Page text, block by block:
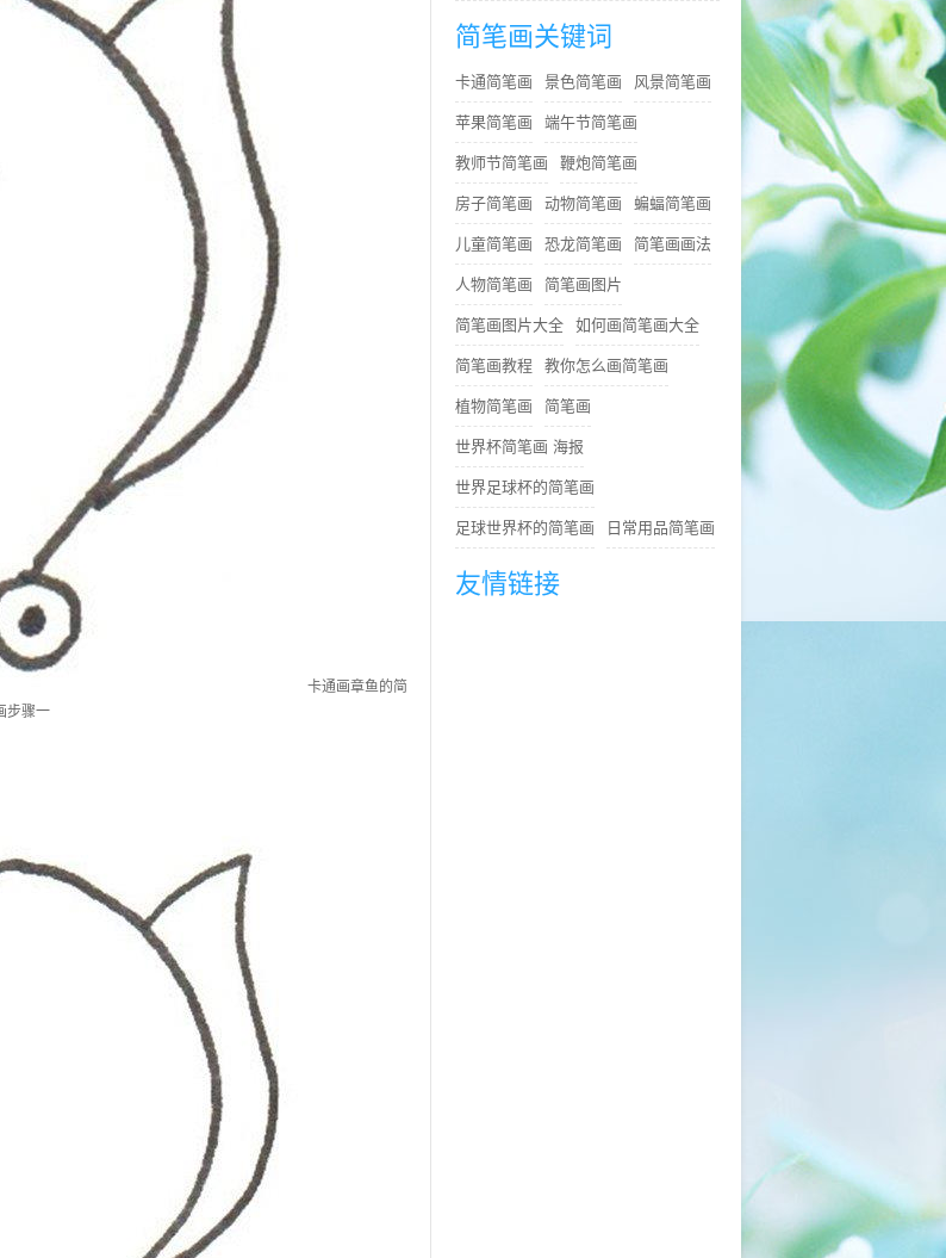
卡通画章鱼的简
步骤一
简笔画关键词
卡通简笔画 景色简笔画 风景简笔画
苹果简笔画 端午节简笔画
教师节简笔画 鞭炮简笔画
房子简笔画 动物简笔画 蝙蝠简笔画
儿童简笔画 恐龙简笔画 简笔画画法
人物简笔画 简笔画图片
简笔画图片大全 如何画简笔画大全
简笔画教程 教你怎么画简笔画
植物简笔画 简笔画
世界杯简笔画 海报
世界足球杯的简笔画
足球世界杯的简笔画 日常用品简笔画
友情链接